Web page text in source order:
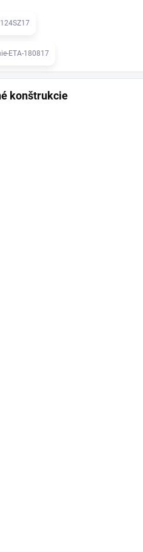
ETA-180817
konštrukcie